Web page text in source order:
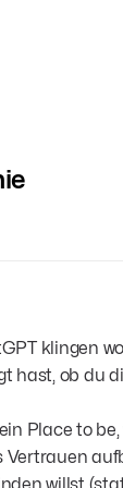
klingen
hast, ob du
Place to
Vertrauen